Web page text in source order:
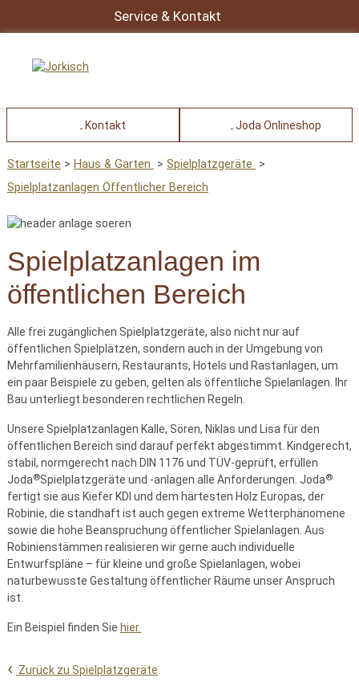
Service & Kontakt
Kontakt Joda Onlineshop
Startseite Haus & Garten
Spielplatzgeräte
Spielplatzanlagen Öffentlicher Bereich
Spielplatzanlagen im
öffentlichen Bereich
Alle frei zugänglichen Spielplatzgeräte, also nicht nur auf
öffentlichen Spielplätzen, sondern auch in der Umgebung von
Mehrfamilienhäusern, Restaurants, Hotels und Rastanlagen, um
ein paar Beispiele zu geben, gelten als öffentliche Spielanlagen. Ihr
Bau unterliegt besonderen rechtlichen Regeln.
Unsere Spielplatzanlagen Kalle, Sören, Niklas und Lisa für den
öffentlichen Bereich sind darauf perfekt abgestimmt. Kindgerecht,
stabil, normgerecht nach DIN 1176 und TÜV-geprüft, erfüllen
Joda®Spielplatzgeräte und -anlagen alle Anforderungen. Joda®
fertigt sie aus Kiefer KDI und dem härtesten Holz Europas, der
Robinie, die standhaft ist auch gegen extreme Wetterphänomene
sowie die hohe Beanspruchung öffentlicher Spielanlagen. Aus
Robinienstämmen realisieren wir gerne auch individuelle
Entwurfspläne – für kleine und große Spielanlagen, wobei
naturbewusste Gestaltung öffentlicher Räume unser Anspruch
ist.
Ein Beispiel finden Sie hier.
Zurück zu Spielplatzgeräte